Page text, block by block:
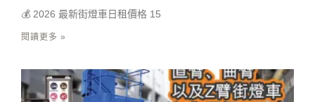
💰 2026 最新街燈車日租價格 15
閱讀更多 »